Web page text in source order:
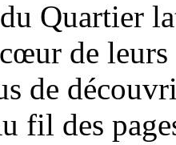
Quartier
de
de
fil des